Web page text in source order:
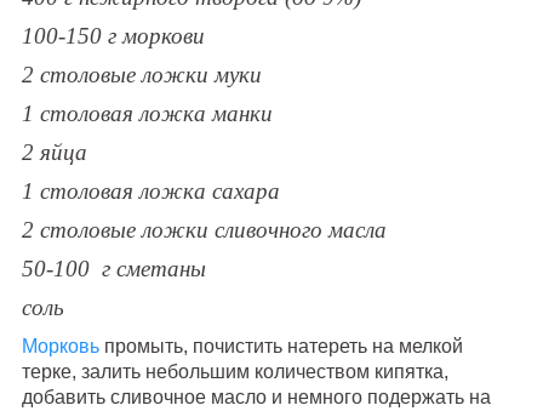
100-150 г моркови
2 столовые ложки муки
1 столовая ложка манки
2 яйца
1 столовая ложка сахара
2 столовые ложки сливочного масла
50-100 г сметаны
соль
Морковьпромыть, почистить натереть на мелкой
терке, залить небольшим количеством кипятка,
добавить сливочное масло и немного подержать на